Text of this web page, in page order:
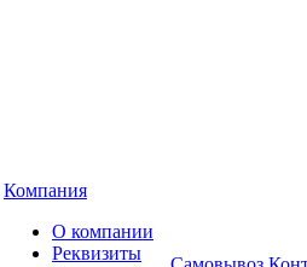
Компания
О компании
Реквизиты